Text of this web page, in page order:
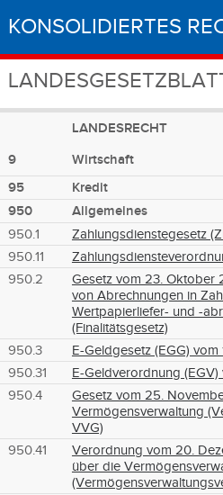
KONSOLIDIERTES
LANDESRECHT
9
Wirtschaft
95
Kredit
950
Allgemeines
950.1
Zahlungsdienstegesetz
950.11
950.2
Gesetz vom 23. Oktober
von Abrechnungen in
Wertpapierliefer- und -
(Finalitätsgesetz)
950.3
E-Geldgesetz (EGG) vom
950.31
E-Geldverordnung
950.4
Gesetz vom 25.
Vermögensverwaltung
VVG)
950.41
Verordnung vom 20.
über die